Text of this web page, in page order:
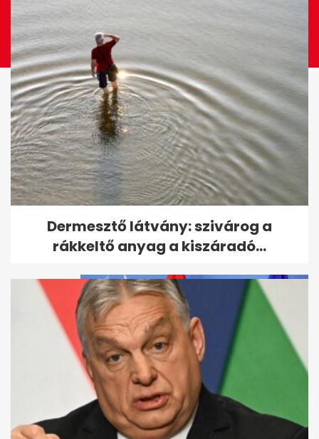
Megszökött a több száz állatot
brutálisan megkínzó nő
Dermesztő látvány: szivárog a
rákkeltő anyag a kiszáradó...